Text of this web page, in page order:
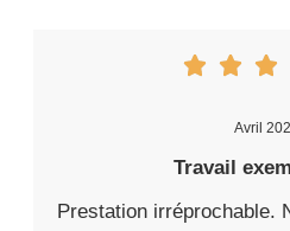
Avril
Travail
Prestation irréprochable.